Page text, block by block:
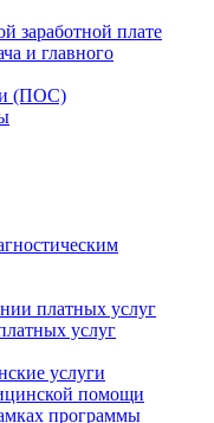
заработной плате
и главного
(ПОС)
платных услуг
услуг
услуги
помощи
программы